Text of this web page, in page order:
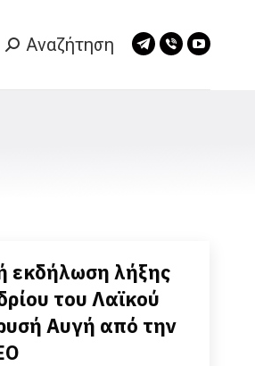
Search:
Αναζήτηση
Telegram
Viber
εκδήλωση λήξης
του Λαϊκού
Αυγή από την